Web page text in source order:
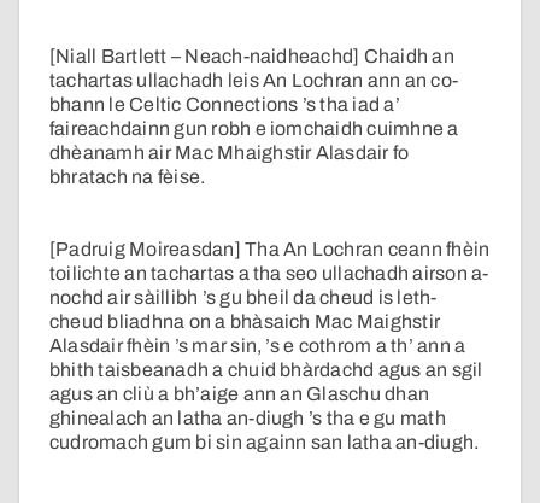
[Niall Bartlett – Neach-naidheachd] Chaidh an
tachartas ullachadh leis An Lochran ann an co-
bhann le Celtic Connections ’s tha iad a’
faireachdainn gun robh e iomchaidh cuimhne a
dhèanamh air Mac Mhaighstir Alasdair fo
bhratach na fèise.
[Padruig Moireasdan] Tha An Lochran ceann fhèin
toilichte an tachartas a tha seo ullachadh airson a-
nochd air sàillibh ’s gu bheil da cheud is leth-
cheud bliadhna on a bhàsaich Mac Maighstir
Alasdair fhèin ’s mar sin, ’s e cothrom a th’ ann a
bhith taisbeanadh a chuid bhàrdachd agus an sgil
agus an cliù a bh’aige ann an Glaschu dhan
ghinealach an latha an-diugh ’s tha e gu math
cudromach gum bi sin againn san latha an-diugh.